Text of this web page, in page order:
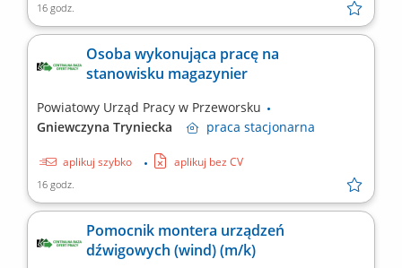
16 godz.
Osoba wykonująca pracę na
stanowisku magazynier
Powiatowy Urząd Pracy w Przeworsku
Gniewczyna Tryniecka
praca stacjonarna
aplikuj szybko aplikuj bez CV
16 godz.
Pomocnik montera urządzeń
dźwigowych (wind) (m/k)